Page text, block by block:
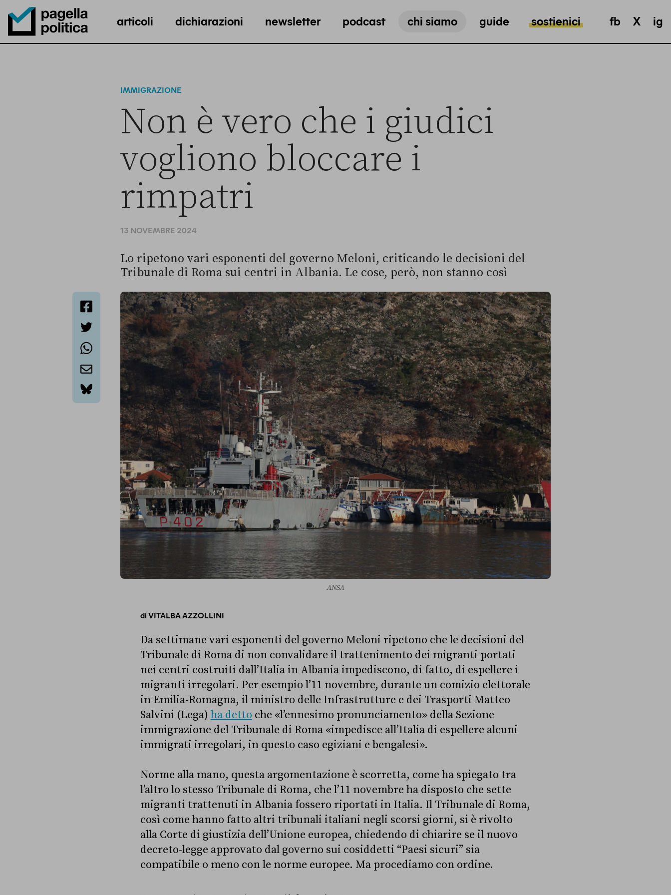
Pagella Politica Logo
articoli dichiarazioni newsletter podcast chi siamo guide sostienici fb X ig
IMMIGRAZIONE
Non è vero che i giudici
vogliono bloccare i
rimpatri
13 NOVEMBRE 2024
bluesky
Lo ripetono vari esponenti del governo Meloni, criticando le decisioni del
Tribunale di Roma sui centri in Albania. Le cose, però, non stanno così
ANSA
diVITALBA AZZOLLINI
Da settimane vari esponenti del governo Meloni ripetono che le decisioni del
Tribunale di Roma di non convalidare il trattenimento dei migranti portati
nei centri costruiti dall’Italia in Albania impediscono, di fatto, di espellere i
migranti irregolari. Per esempio l’11 novembre, durante un comizio elettorale
in Emilia-Romagna, il ministro delle Infrastrutture e dei Trasporti Matteo
Salvini (Lega) ha detto che «l’ennesimo pronunciamento» della Sezione
immigrazione del Tribunale di Roma «impedisce all’Italia di espellere alcuni
immigrati irregolari, in questo caso egiziani e bengalesi».
Norme alla mano, questa argomentazione è scorretta, come ha spiegato tra
l’altro lo stesso Tribunale di Roma, che l’11 novembre ha disposto che sette
migranti trattenuti in Albania fossero riportati in Italia. Il Tribunale di Roma,
così come hanno fatto altri tribunali italiani negli scorsi giorni, si è rivolto
alla Corte di giustizia dell’Unione europea, chiedendo di chiarire se il nuovo
decreto-legge approvato dal governo sui cosiddetti “Paesi sicuri” sia
compatibile o meno con le norme europee. Ma procediamo con ordine.